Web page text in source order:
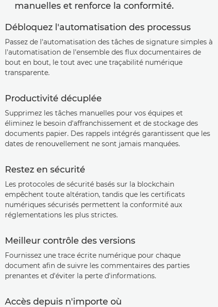
manuelles et renforce la conformité.
Débloquez l'automatisation des processus
Passez de l'automatisation des tâches de signature simples à
l'automatisation de l'ensemble des flux documentaires de
bout en bout, le tout avec une traçabilité numérique
transparente.
Productivité décuplée
Supprimez les tâches manuelles pour vos équipes et
éliminez le besoin d'affranchissement et de stockage des
documents papier. Des rappels intégrés garantissent que les
dates de renouvellement ne sont jamais manquées.
Restez en sécurité
Les protocoles de sécurité basés sur la blockchain
empêchent toute altération, tandis que les certificats
numériques sécurisés permettent la conformité aux
réglementations les plus strictes.
Meilleur contrôle des versions
Fournissez une trace écrite numérique pour chaque
document afin de suivre les commentaires des parties
prenantes et d'éviter la perte d'informations.
Accès depuis n'importe où